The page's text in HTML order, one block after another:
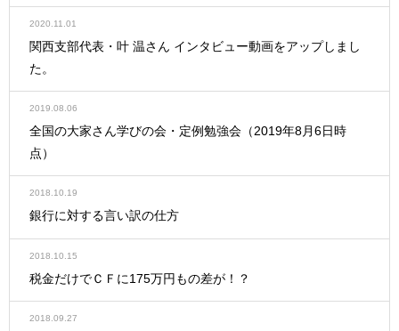
2020.11.01
関西支部代表・叶 温さん インタビュー動画をアップしまし
た。
2019.08.06
全国の大家さん学びの会・定例勉強会（2019年8月6日時
点）
2018.10.19
銀行に対する言い訳の仕方
2018.10.15
税金だけでＣＦに175万円もの差が！？
2018.09.27